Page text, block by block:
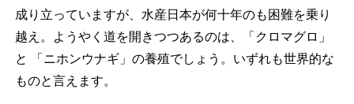
成り立っていますが、水産日本が何十年のも困難を乗り
越え。ようやく道を開きつつあるのは、「クロマグロ」
と 「ニホンウナギ」の養殖でしょう。いずれも世界的な
ものと言えます。